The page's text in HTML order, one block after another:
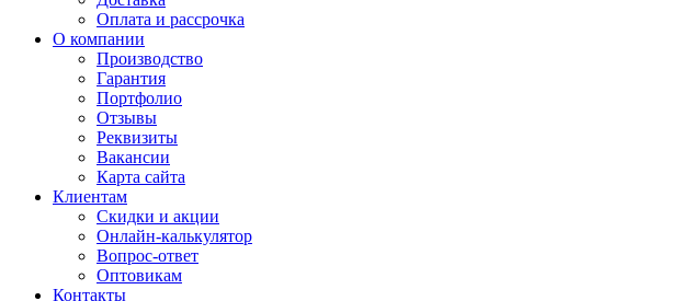
Оплата и рассрочка
О компании
Производство
Гарантия
Портфолио
Отзывы
Реквизиты
Вакансии
Карта сайта
Клиентам
Скидки и акции
Онлайн-калькулятор
Вопрос-ответ
Оптовикам
Контакты